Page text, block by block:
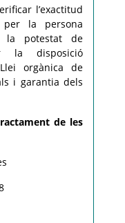
l’exactitud
la persona
la potestat de
la disposició
orgànica de
i garantia dels
de les